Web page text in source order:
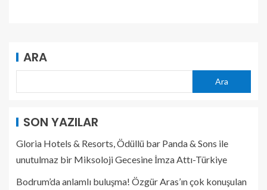
ARA
Ara
SON YAZILAR
Gloria Hotels & Resorts, Ödüllü bar Panda & Sons ile
unutulmaz bir Miksoloji Gecesine İmza Attı-Türkiye
Bodrum’da anlamlı buluşma! Özgür Aras’ın çok konuşulan